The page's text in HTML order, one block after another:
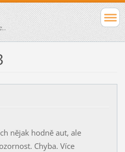
nějak hodně aut, ale
Chyba. Více